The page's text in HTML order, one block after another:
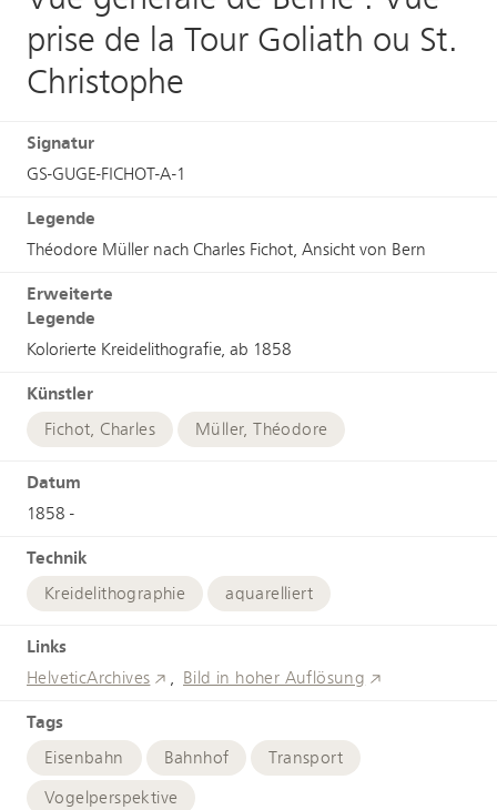
prise de la Tour Goliath ou St.
Christophe
Signatur
GS-GUGE-FICHOT-A-1
Legende
Théodore Müller nach Charles Fichot, Ansicht von Bern
Erweiterte
Legende
Kolorierte Kreidelithografie, ab 1858
Künstler
Fichot, Charles Müller, Théodore
Datum
1858 -
Technik
Kreidelithographie aquarelliert
Links
HelveticArchives Bild in hoher Auflösung
Tags
Eisenbahn Bahnhof
Transport
Vogelperspektive